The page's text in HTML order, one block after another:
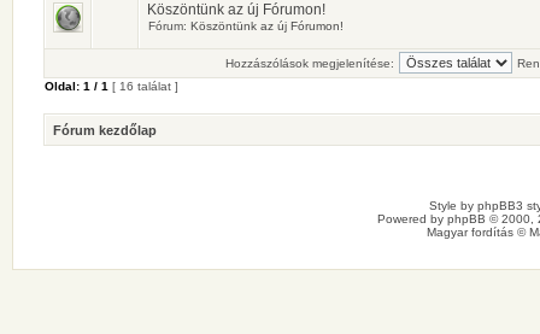
Köszöntünk az új Fórumon!
Fórum: Köszöntünk az új Fórumon!
Hozzászólások megjelenítése:
Oldal: 1 / 1 [ 16 találat ]
Fórum kezdőlap
Style by phpBB3
Powered by phpBB © 2000,
Magyar fordítás ©